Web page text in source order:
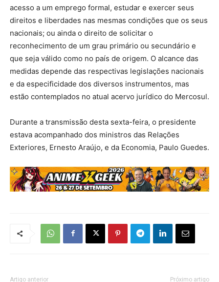
acesso a um emprego formal, estudar e exercer seus
direitos e liberdades nas mesmas condições que os seus
nacionais; ou ainda o direito de solicitar o
reconhecimento de um grau primário ou secundário e
que seja válido como no país de origem. O alcance das
medidas depende das respectivas legislações nacionais
e da especificidade dos diversos instrumentos, mas
estão contemplados no atual acervo jurídico do Mercosul.
Durante a transmissão desta sexta-feira, o presidente
estava acompanhado dos ministros das Relações
Exteriores, Ernesto Araújo, e da Economia, Paulo Guedes.
Artigo anterior Próximo artigo